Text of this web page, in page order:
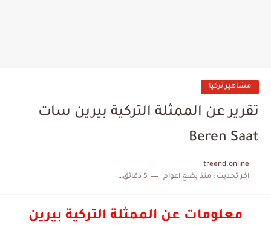
مشاهير تركيا
تقرير عن الممثلة التركية بيرين سات
Beren Saat
treend.online
اخر تحديث :منذ بضع اعوام 5 دقائق للقراءة
معلومات عن الممثلة التركية بيرين